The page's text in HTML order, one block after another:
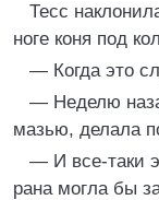
Тесс
ноге коня под
— Когда это
— Неделю
мазью, делала
— И все-таки
рана могла бы